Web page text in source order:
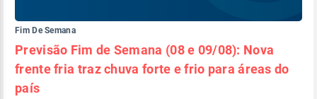
Fim De Semana
Previsão Fim de Semana (08 e 09/08): Nova
frente fria traz chuva forte e frio para áreas do
país